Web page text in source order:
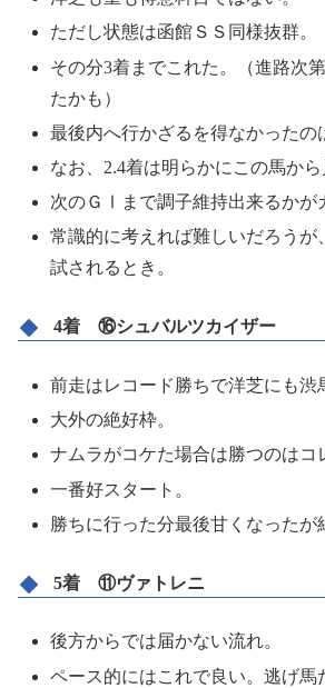
ただし状態は函館ＳＳ同様抜群。
その分3着までこれた。（進路次
たかも）
最後内へ行かざるを得なかったの
なお、2.4着は明らかにこの馬から
次のＧⅠまで調子維持出来るかが
常識的に考えれば難しいだろうが
試されるとき。
4着 ⑯シュバルツカイザー
前走はレコード勝ちで洋芝にも渋
大外の絶好枠。
ナムラがコケた場合は勝つのはコ
一番好スタート。
勝ちに行った分最後甘くなったが
5着 ⑪ヴァトレニ
後方からでは届かない流れ。
ペース的にはこれで良い。逃げ馬